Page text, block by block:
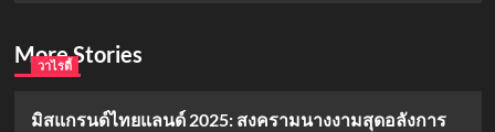
More Stories
วาไรตี้
มิสแกรนด์ไทยแลนด์ 2025: สงครามนางงามสุดอลังการ